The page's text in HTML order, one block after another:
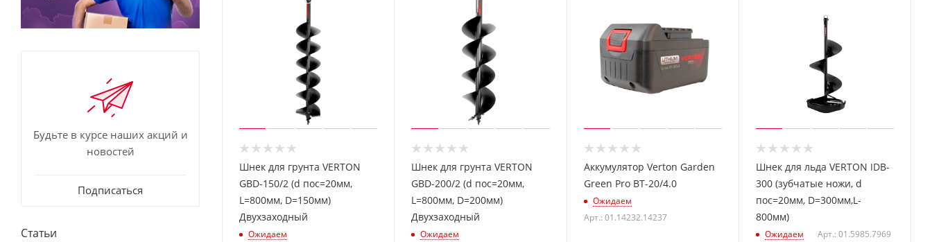
Шнек для грунта VERTON
GBD-150/2 (d пос=20мм,
L=800мм, D=150мм)
Двухзаходный
Ожидаем
Шнек для грунта VERTON
GBD-200/2 (d пос=20мм,
L=800мм, D=200мм)
Двухзаходный
Ожидаем
Аккумулятор Verton Garden
Green Pro BT-20/4.0
Ожидаем
Арт.: 01.14232.14237
Шнек для льда VERTON IDB-
300 (зубчатые ножи, d
пос=20мм, D=300мм,L-
800мм)
Ожидаем Арт.: 01.5985.7969
Будьте в курсе наших акций и
новостей
Подписаться
Статьи